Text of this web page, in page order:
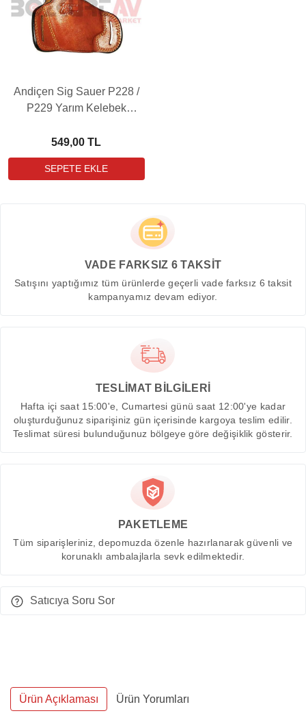
Andiçen Sig Sauer P228 /
P229 Yarım Kelebek
549,00 TL
VADE FARKSIZ 6 TAKSİT
Satışını yaptığımız tüm ürünlerde geçerli vade farksız 6 taksit
kampanyamız devam ediyor.
TESLİMAT BİLGİLERİ
Hafta içi saat 15:00'e, Cumartesi günü saat 12:00'ye kadar
oluşturduğunuz siparişiniz gün içerisinde kargoya teslim edilir.
Teslimat süresi bulunduğunuz bölgeye göre değişiklik gösterir.
PAKETLEME
Tüm siparişleriniz, depomuzda özenle hazırlanarak güvenli ve
korunaklı ambalajlarla sevk edilmektedir.
Satıcıya Soru Sor
Ürün Açıklaması Ürün Yorumları